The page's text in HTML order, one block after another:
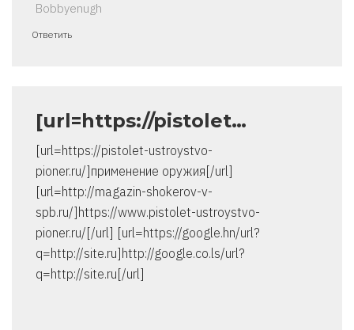
Bobbyenugh
Ответить
[url=https://pistolet…
[url=https://pistolet-ustroystvo-
pioner.ru/]применение оружия[/url]
[url=http://magazin-shokerov-v-
spb.ru/]https://www.pistolet-ustroystvo-
pioner.ru/[/url] [url=https://google.hn/url?
q=http://site.ru]http://google.co.ls/url?
q=http://site.ru[/url]